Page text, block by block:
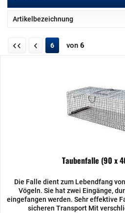
6 von 6
Taubenfalle (90 x
Die Falle dient zum Lebendfang
Vögeln. Sie hat zwei Eingänge,
eingefangen werden. Sehr effektive
sicheren Transport Mit